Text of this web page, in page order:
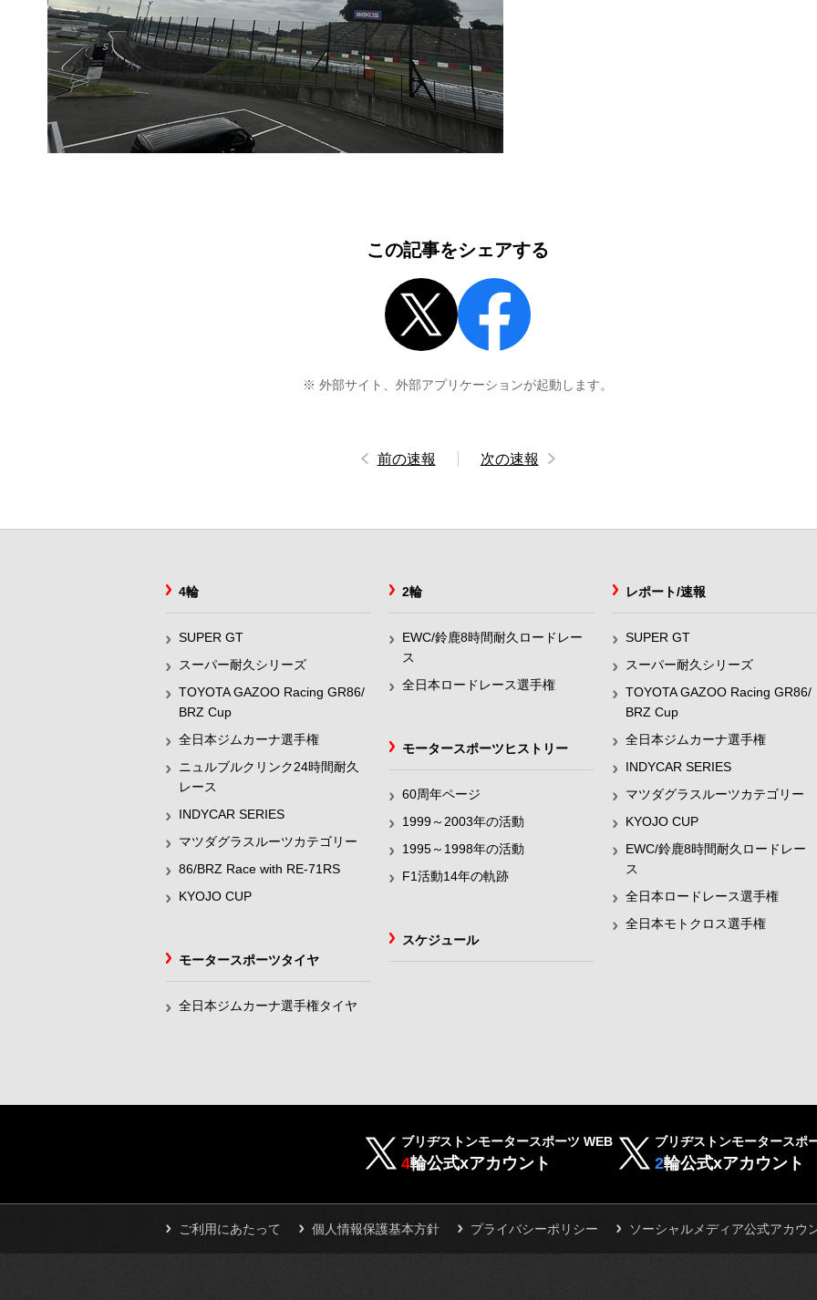
この記事をシェアする
※ 外部サイト、外部アプリケーションが起動します。
前の速報 次の速報
4輪
SUPER GT
スーパー耐久シリーズ
TOYOTA GAZOO Racing GR86/
BRZ Cup
全日本ジムカーナ選手権
ニュルブルクリンク24時間耐久
レース
INDYCAR SERIES
マツダグラスルーツカテゴリー
86/BRZ Race with RE-71RS
KYOJO CUP
2輪
EWC/鈴鹿8時間耐久ロードレー
ス
全日本ロードレース選手権
レポート/速報
SUPER GT
スーパー耐久シリーズ
TOYOTA GAZOO Racing GR86/
BRZ Cup
全日本ジムカーナ選手権
INDYCAR SERIES
マツダグラスルーツカテゴリー
KYOJO CUP
EWC/鈴鹿8時間耐久ロードレー
ス
全日本ロードレース選手権
全日本モトクロス選手権
モータースポーツヒストリー
60周年ページ
1999～2003年の活動
1995～1998年の活動
F1活動14年の軌跡
スケジュール
モータースポーツタイヤ
全日本ジムカーナ選手権タイヤ
ブリヂストンモータースポーツ WEB
4輪公式xアカウント
ブリヂストンモータースポ
2輪公式xアカウント
ご利用にあたって 個人情報保護基本方針 プライバシーポリシー ソーシャルメディア公式アカウ